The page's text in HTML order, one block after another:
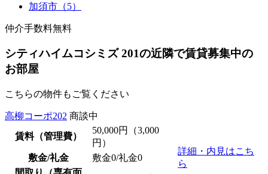
加須市（5）
仲介手数料無料
シティハイムコシミズ 201の近隣で賃貸募集中の
お部屋
こちらの物件もご覧ください
高柳コーポ202 商談中
賃料（管理費）
50,000円（3,000
円）
詳細・内見はこち
ら
敷金/礼金 敷金0/礼金0